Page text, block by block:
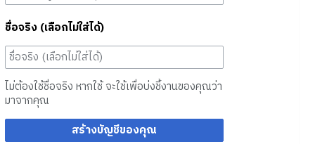
ชื่อจริง (เลือกไม่ใส่ได้)
ไม่ต้องใช้ชื่อจริง หากใช้ จะใช้เพื่อบ่งชี้งานของคุณว่า
มาจากคุณ
สร้างบัญชีของคุณ